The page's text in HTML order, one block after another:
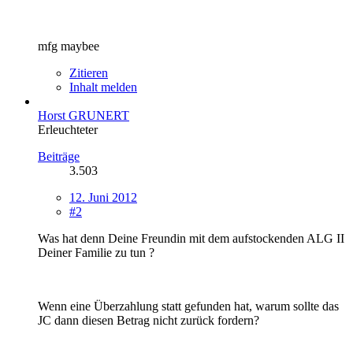
mfg maybee
Zitieren
Inhalt melden
Horst GRUNERT
Erleuchteter
Beiträge
3.503
12. Juni 2012
#2
Was hat denn Deine Freundin mit dem aufstockenden ALG II
Deiner Familie zu tun ?
Wenn eine Überzahlung statt gefunden hat, warum sollte das
JC dann diesen Betrag nicht zurück fordern?